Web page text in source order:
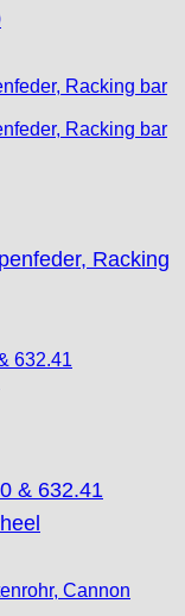
Racking
& 632.41